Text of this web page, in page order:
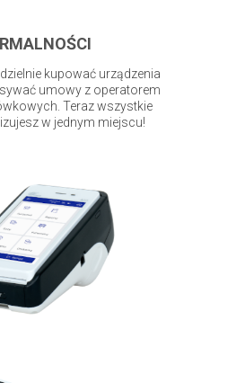
kupować urządzenia
umowy z operatorem
Teraz wszystkie
w jednym miejscu!